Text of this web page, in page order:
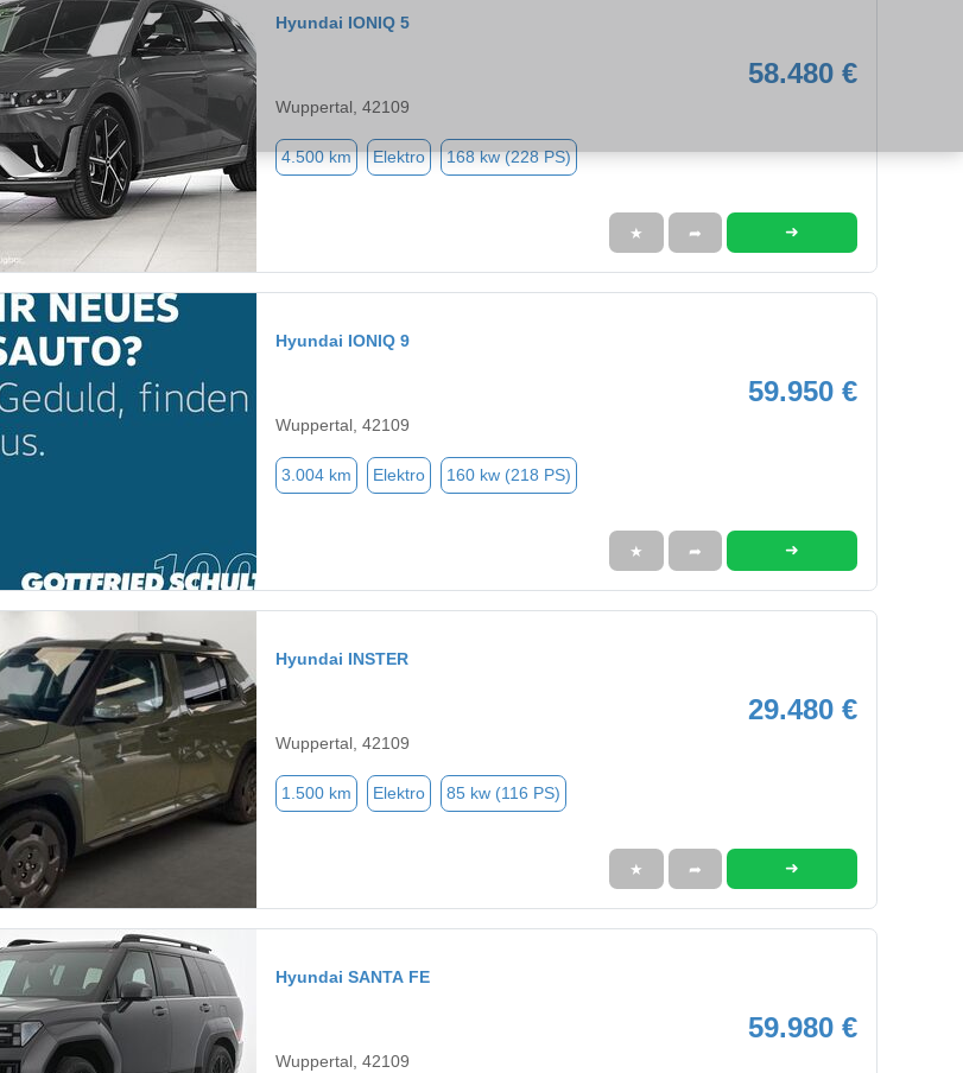
Hyundai IONIQ 5
58.480 €
Wuppertal, 42109
4.500 km Elektro 168 kw (228 PS)
★ ➦ ➜
Hyundai IONIQ 9
59.950 €
Wuppertal, 42109
3.004 km Elektro 160 kw (218 PS)
★ ➦ ➜
Hyundai INSTER
29.480 €
Wuppertal, 42109
1.500 km Elektro 85 kw (116 PS)
★ ➦ ➜
Hyundai SANTA FE
59.980 €
Wuppertal, 42109